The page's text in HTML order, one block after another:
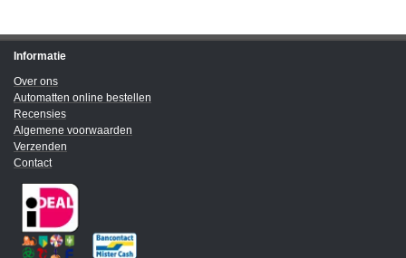
Informatie
Over ons
Automatten online bestellen
Recensies
Algemene voorwaarden
Verzenden
Contact